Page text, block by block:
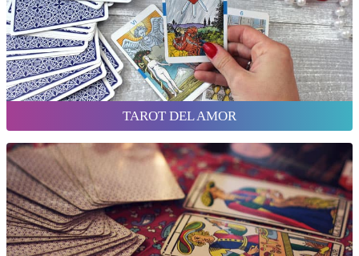
TAROT DEL AMOR